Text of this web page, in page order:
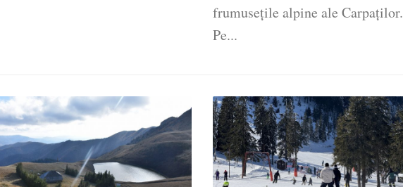
frumusețile alpine ale Carpaților.
Pe...